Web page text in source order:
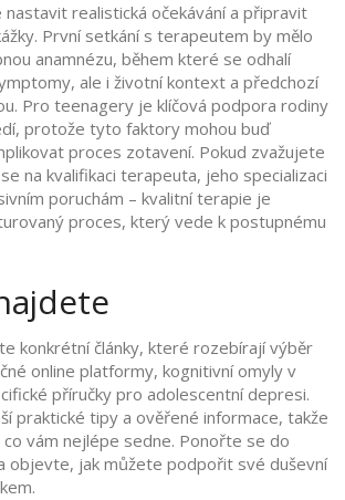
realistická očekávání a připravit
První setkání s terapeutem by mělo
anamnézu, během které se odhalí
ale i životní kontext a předchozí
Pro teenagery je klíčová podpora rodiny
protože tyto faktory mohou buď
proces zotavení. Pokud zvažujete
na kvalifikaci terapeuta, jeho specializaci
poruchám – kvalitní terapie je
proces, který vede k postupnému
konkrétní články, které rozebírají výběr
online platformy, kognitivní omyly v
příručky pro adolescentní depresi.
praktické tipy a ověřené informace, takže
vám nejlépe sedne. Ponořte se do
objevte, jak můžete podpořit své duševní